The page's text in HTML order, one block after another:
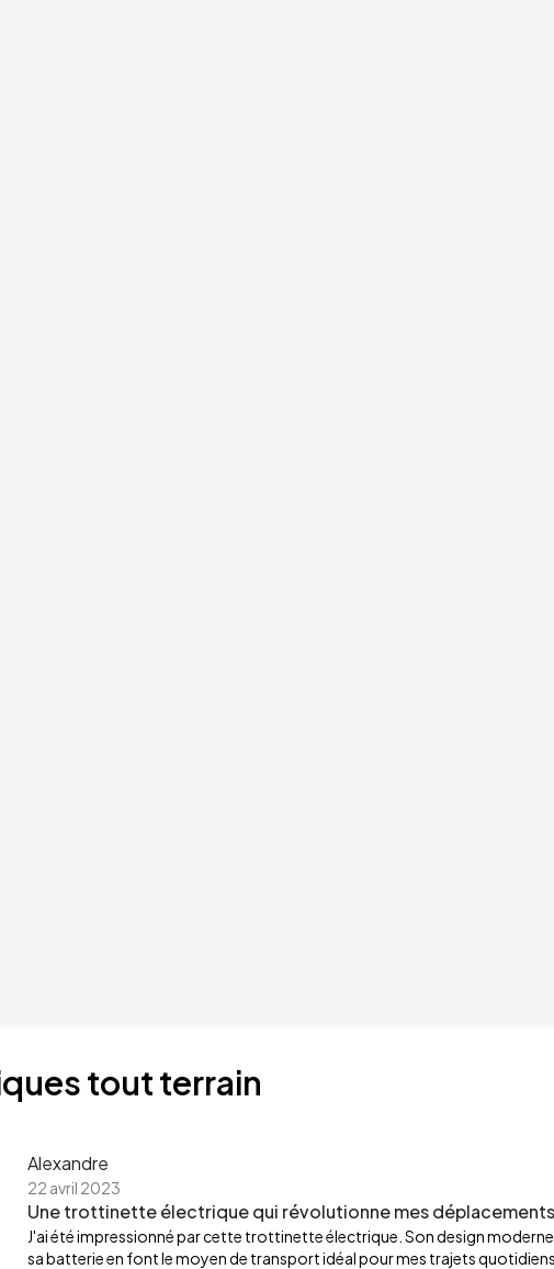
tout terrain
Alexandre
22 avril 2023
Une trottinette électrique qui révolutionne mes
J'ai été impressionné par cette trottinette électrique. Son design
sa batterie en font le moyen de transport idéal pour mes trajets